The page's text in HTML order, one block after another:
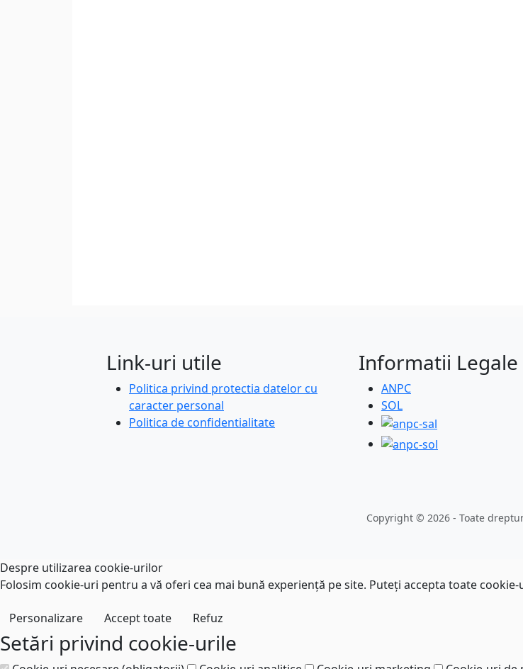
Link-uri utile
Politica privind protectia datelor cu
caracter personal
Politica de confidentialitate
Informatii Legale
ANPC
SOL
Copyright © 2026 - Toate
Despre utilizarea cookie-urilor
Folosim cookie-uri pentru a vă oferi cea mai bună experiență pe site. Puteți accepta toate
Personalizare Accept toate Refuz
Setări privind cookie-urile